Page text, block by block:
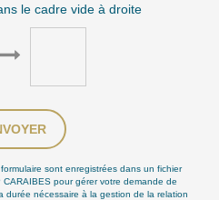
le cadre vide à droite
sont enregistrées dans un fichier
CARAIBES pour gérer votre demande de
durée nécessaire à la gestion de la relation